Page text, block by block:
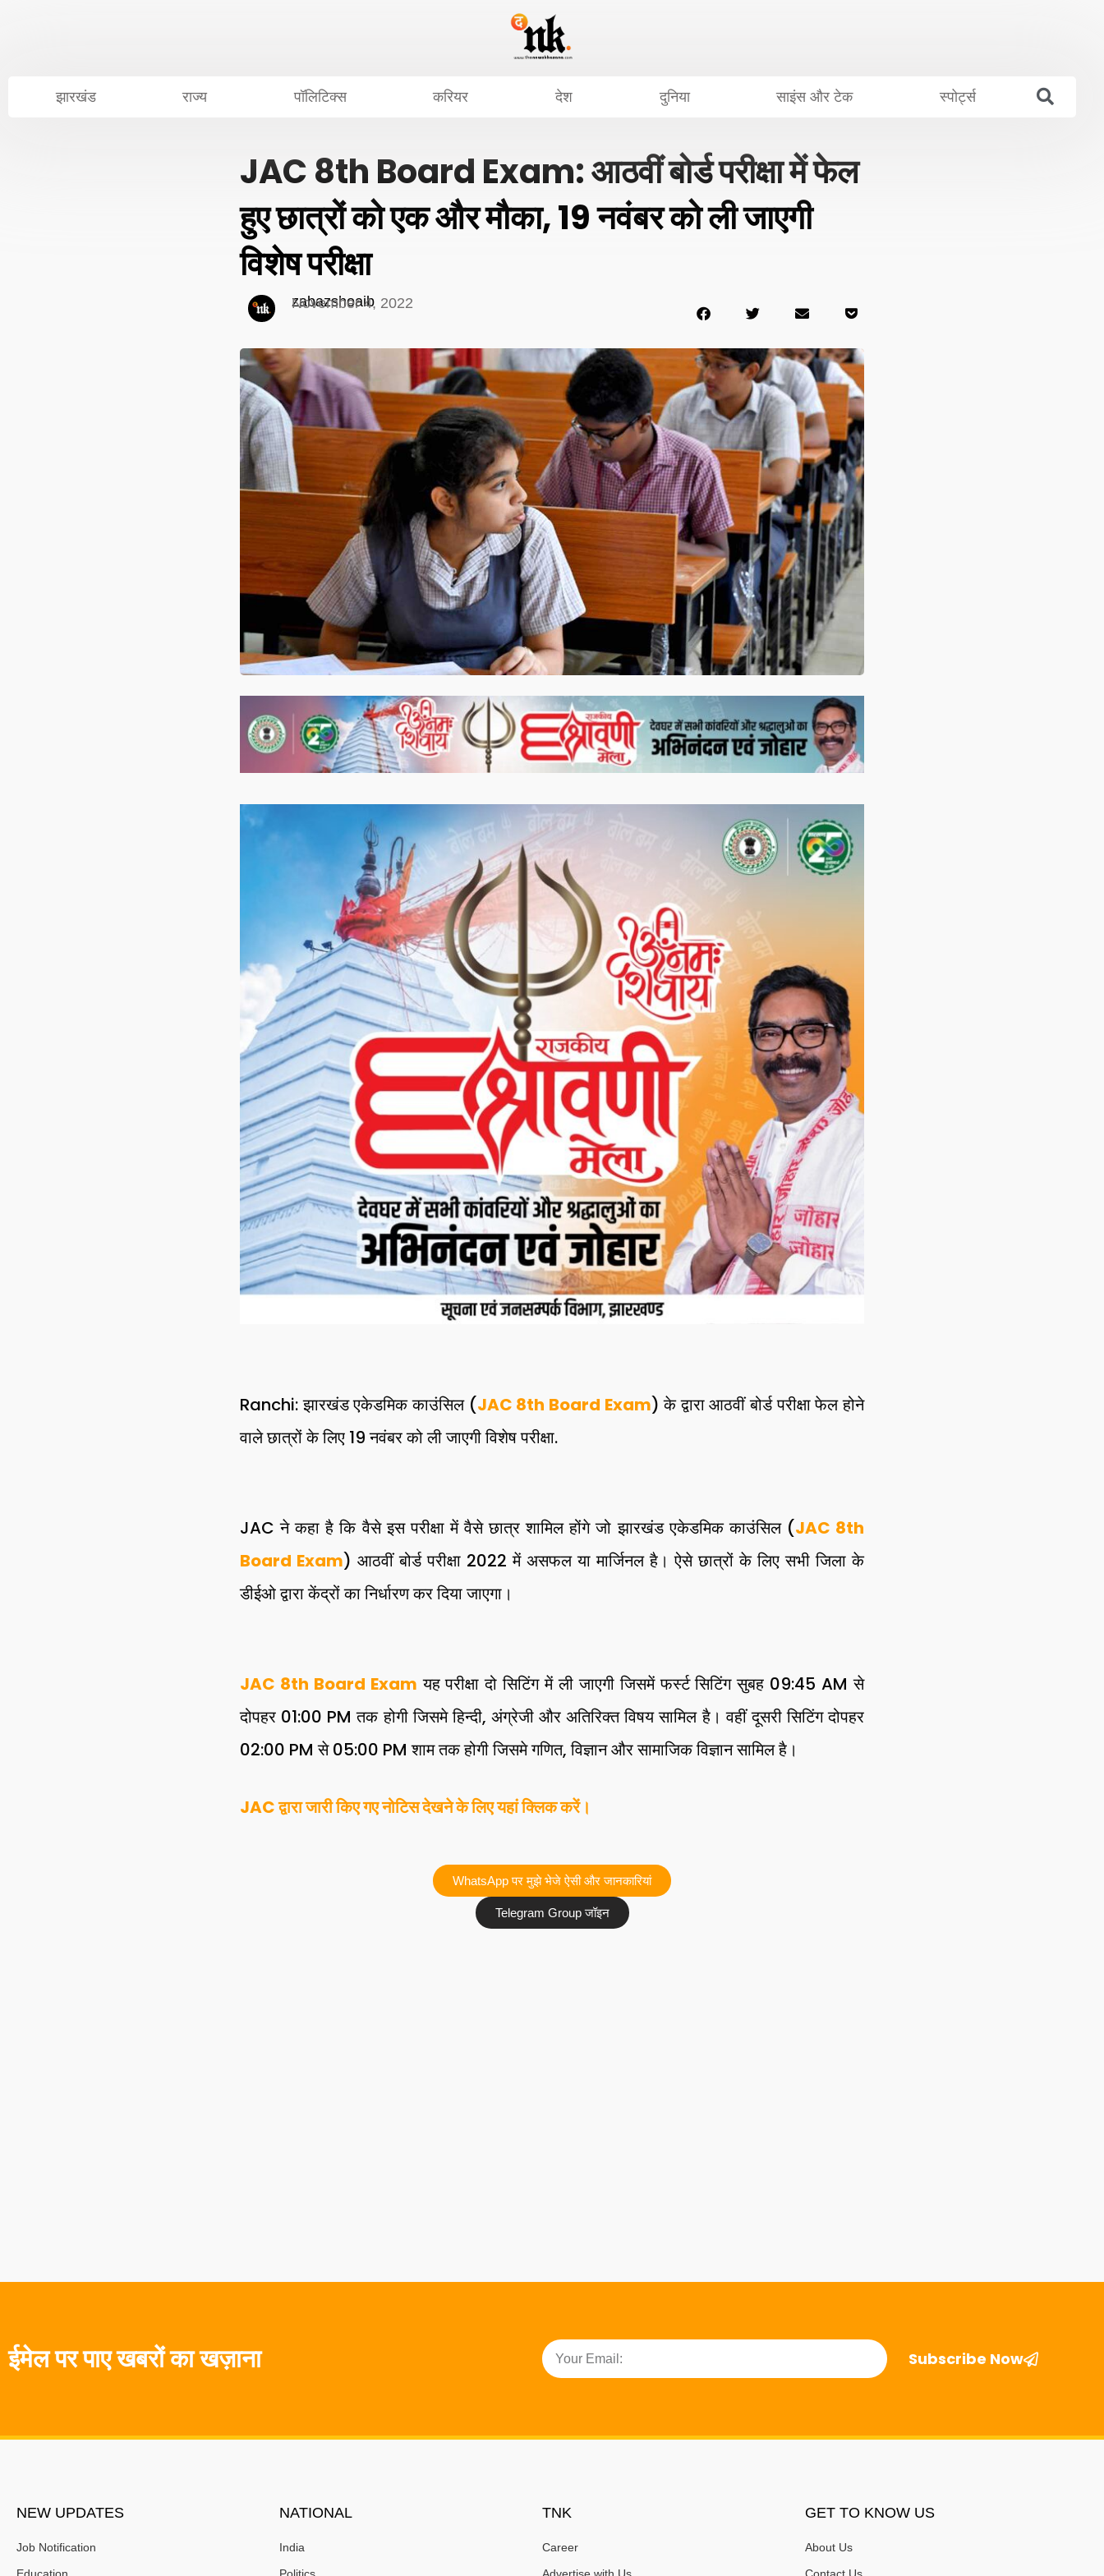
contentझारखंड राज्य पॉलिटिक्स करियर देश दुनिया साइंस और टेक स्पोर्ट्स
JAC 8th Board Exam: आठवीं बोर्ड परीक्षा में फेल
हुए छात्रों को एक और मौका, 19 नवंबर को ली जाएगी
विशेष परीक्षा
zabazshoaib
November 4, 2022
Ranchi: झारखंड एकेडमिक काउंसिल (JAC 8th Board Exam) के द्वारा आठवीं बोर्ड परीक्षा फेल होने
वाले छात्रों के लिए 19 नवंबर को ली जाएगी विशेष परीक्षा.
JAC ने कहा है कि वैसे इस परीक्षा में वैसे छात्र शामिल होंगे जो झारखंड एकेडमिक काउंसिल (JAC 8th
Board Exam) आठवीं बोर्ड परीक्षा 2022 में असफल या मार्जिनल है। ऐसे छात्रों के लिए सभी जिला के
डीईओ द्वारा केंद्रों का निर्धारण कर दिया जाएगा।
JAC 8th Board Exam यह परीक्षा दो सिटिंग में ली जाएगी जिसमें फर्स्ट सिटिंग सुबह 09:45 AM से
दोपहर 01:00 PM तक होगी जिसमे हिन्दी, अंग्रेजी और अतिरिक्त विषय सामिल है। वहीं दूसरी सिटिंग दोपहर
02:00 PM से 05:00 PM शाम तक होगी जिसमे गणित, विज्ञान और सामाजिक विज्ञान सामिल है।
JAC द्वारा जारी किए गए नोटिस देखने के लिए यहां क्लिक करें।
WhatsApp पर मुझे भेजे ऐसी और जानकारियां
Telegram Group जॉइन
ईमेल पर पाए खबरों का खज़ाना Subscribe Now
NEW UPDATES
Job Notification
NATIONAL
India
TNK
Career
GET TO KNOW US
About Us